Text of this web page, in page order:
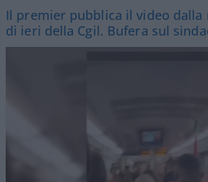
Il premier pubblica il video dalla
di ieri della Cgil. Bufera sul